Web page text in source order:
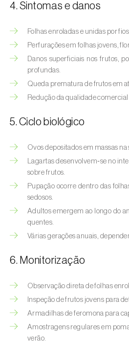
Afídeos
Alfinetes (Agriotes spp.)
Aranhiço-vermelho (
Besouro‑verde‑das‑tílias (
Bichado-da-ameixeira (
fasciana)
Bichado-da-castanha-
splendana)
Bichado-da-castanha-
fagiglandana)
Bichado-da-fruta ( Cydia
brassicae)
Borboleta-branca-
(
Pieris rapae)
Broca-africana-do-caule-
Busseola fusca)
4. Sintomas e danos
Folhas enroladas e unidas por
Perfurações em folhas jovens,
Danos superficiais nos frutos,
profundas.
Queda prematura de frutos em
Redução da qualidade comercial
5. Ciclo biológico
Ovos depositados em massas
Lagartas desenvolvem‑se no
sobre frutos.
Pupação ocorre dentro das
sedosos.
Adultos emergem ao longo do
quentes.
Várias gerações anuais,
6. Monitorização
Observação direta de folhas
Inspeção de frutos jovens para
Armadilhas de feromona para
Amostragens regulares em
verão.